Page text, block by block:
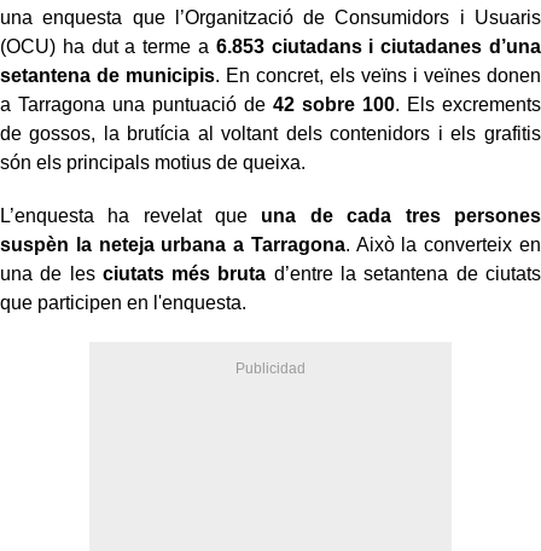
una enquesta que l’Organització de Consumidors i Usuaris
(OCU) ha dut a terme a 6.853 ciutadans i ciutadanes d’una
setantena de municipis. En concret, els veïns i veïnes donen
a Tarragona una puntuació de 42 sobre 100. Els excrements
de gossos, la brutícia al voltant dels contenidors i els grafitis
són els principals motius de queixa.
L’enquesta ha revelat que una de cada tres persones
suspèn la neteja urbana a Tarragona. Això la converteix en
una de les ciutats més bruta d’entre la setantena de ciutats
que participen en l'enquesta.